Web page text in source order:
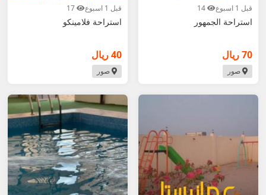
قبل 1 اسبوع
استراحة الجمهور
70 ريال
صور
قبل 1 اسبوع
استراحة فلامينكو
40 ريال
صور